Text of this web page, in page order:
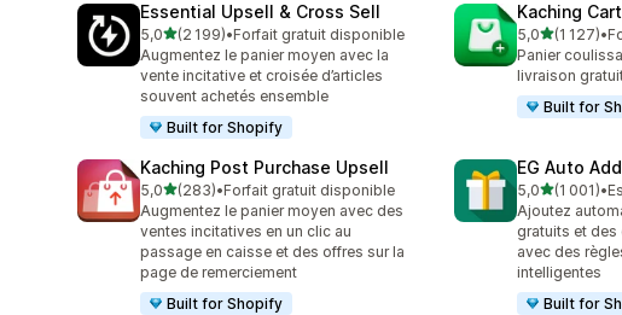
Essential Upsell & Cross Sell
5,0étoile(s) sur 5
(2 199)
2199 avis au total
•Forfait gratuit disponible
Augmentez le panier moyen avec la
vente incitative et croisée d’articles
souvent achetés ensemble
Built for Shopify
Kaching
5,0étoile(s)
(1 127)
1127 avis au•
Panier
livraison
Built for
Kaching Post Purchase Upsell
5,0étoile(s) sur 5
(283)
283 avis au total
•Forfait gratuit disponible
Augmentez le panier moyen avec des
ventes incitatives en un clic au
passage en caisse et des offres sur la
page de remerciement
Built for Shopify
EG Auto
5,0étoile(s) sur
(1 001)
1001 avis au•
Ajoutez
gratuits et des
avec des
intelligentes
Built for